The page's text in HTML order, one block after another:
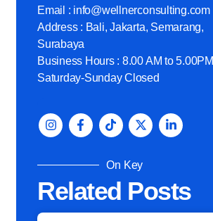
Email : info@wellnerconsulting.com
Address : Bali, Jakarta, Semarang,
Surabaya
Business Hours : 8.00 AM to 5.00PM
Saturday-Sunday Closed
On Key
Related Posts